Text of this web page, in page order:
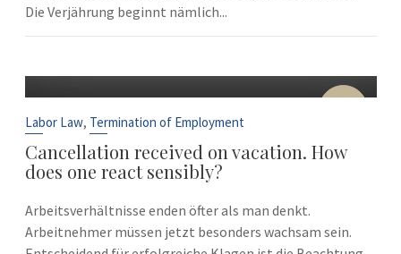
Die Verjährung beginnt nämlich...
10
Labor Law, Termination of Employment
Cancellation received on vacation. How
does one react sensibly?
Arbeitsverhältnisse enden öfter als man denkt.
Arbeitnehmer müssen jetzt besonders wachsam sein.